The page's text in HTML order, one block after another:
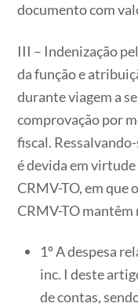
documento com
III – Indenização
da função e
durante viagem a
comprovação por
fiscal.
é devida em
CRMV-TO, em que
CRMV-TO mantêm
1º A despesa
inc. I deste
de contas,